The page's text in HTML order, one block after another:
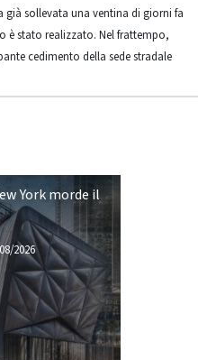
già sollevata una ventina di giorni fa
è stato realizzato. Nel frattempo,
cedimento della sede stradale
York morde il
2026